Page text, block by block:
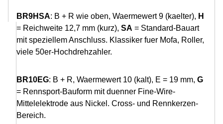
BR9HSA: B + R wie oben, Waermewert 9 (kaelter), H
= Reichweite 12,7 mm (kurz), SA = Standard-Bauart
mit speziellem Anschluss. Klassiker fuer Mofa, Roller,
viele 50er-Hochdrehzahler.
BR10EG: B + R, Waermewert 10 (kalt), E = 19 mm, G
= Rennsport-Bauform mit duenner Fine-Wire-
Mittelelektrode aus Nickel. Cross- und Rennkerzen-
Bereich.